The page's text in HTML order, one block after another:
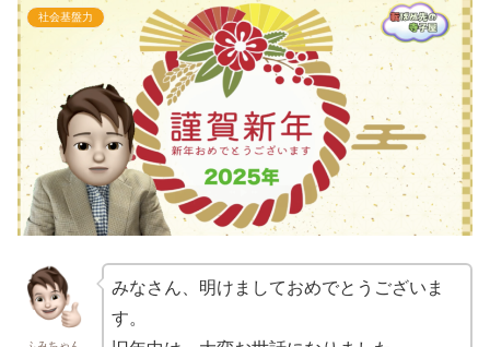
社会基盤力
みなさん、明けましておめでとうございま
す。